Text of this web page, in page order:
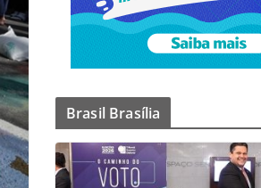
Brasil Brasília